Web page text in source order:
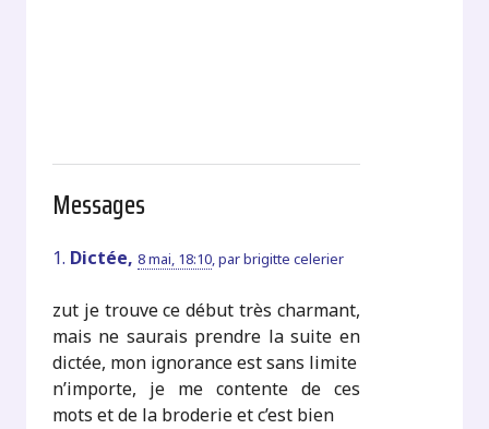
Messages
1. Dictée,8 mai, 18:10,parbrigitte celerier
zut je trouve ce début très charmant,
mais ne saurais prendre la suite en
dictée, mon ignorance est sans limite
n’importe, je me contente de ces
mots et de la broderie et c’est bien